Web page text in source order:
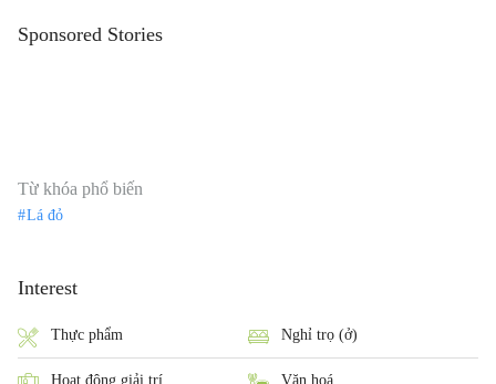
Sponsored Stories
Từ khóa phổ biến
Lá đỏ
Interest
Thực phẩm Nghỉ trọ (ở)
Hoạt động giải trí Văn hoá